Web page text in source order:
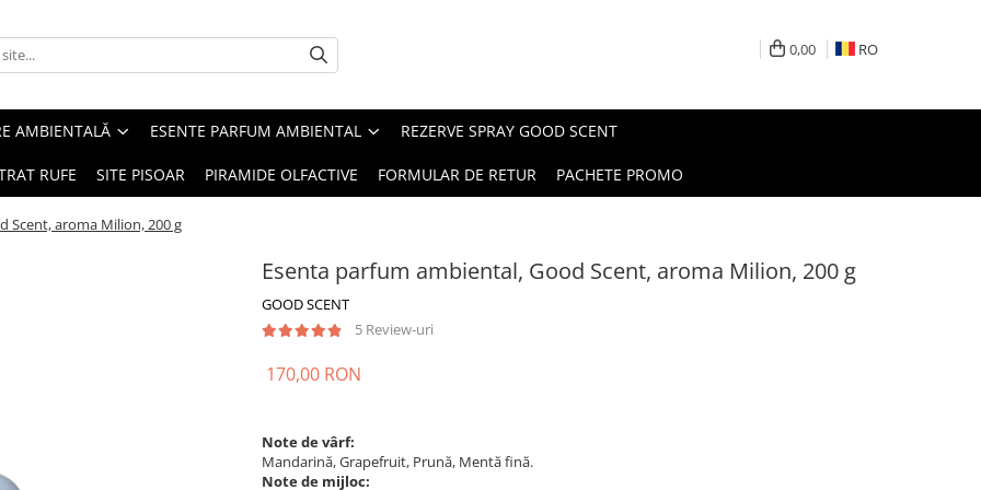
0,00 RO
AMBIENTALĂ ESENTE PARFUM AMBIENTAL REZERVE SPRAY GOOD SCENT
RUFE SITE PISOAR PIRAMIDE OLFACTIVE FORMULAR DE RETUR PACHETE PROMO
Scent, aroma Milion, 200 g
Esenta parfum ambiental, Good Scent, aroma Milion, 200 g
GOOD SCENT
5 Review-uri
170,00 RON
Note de vârf:
Mandarină, Grapefruit, Prună, Mentă fină.
Note de mijloc: